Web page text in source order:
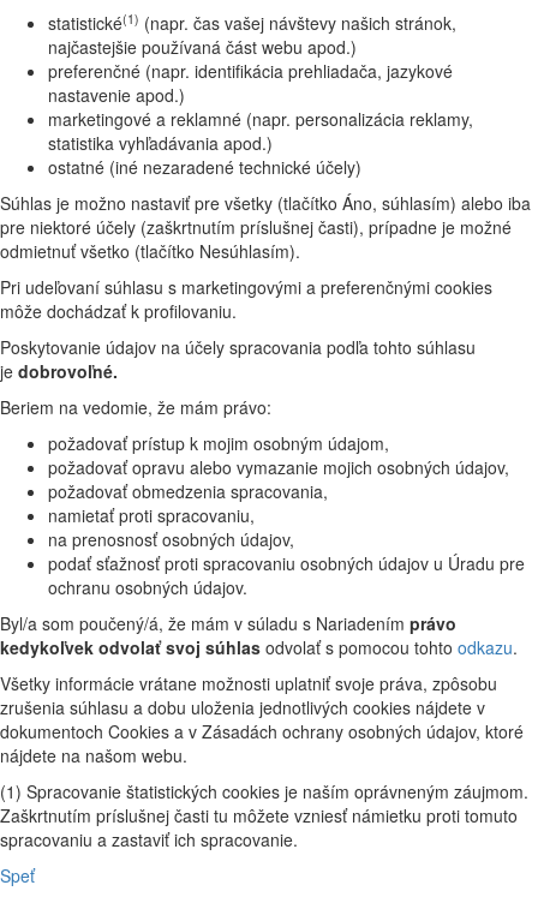
statistické(1) (napr. čas vašej návštevy našich stránok,
najčastejšie používaná část webu apod.)
preferenčné (napr. identifikácia prehliadača, jazykové
nastavenie apod.)
marketingové a reklamné (napr. personalizácia reklamy,
statistika vyhľadávania apod.)
ostatné (iné nezaradené technické účely)
Súhlas je možno nastaviť pre všetky (tlačítko Áno, súhlasím) alebo iba
pre niektoré účely (zaškrtnutím príslušnej časti), prípadne je možné
odmietnuť všetko (tlačítko Nesúhlasím).
Pri udeľovaní súhlasu s marketingovými a preferenčnými cookies
môže dochádzať k profilovaniu.
Poskytovanie údajov na účely spracovania podľa tohto súhlasu
je dobrovoľné.
Beriem na vedomie, že mám právo:
požadovať prístup k mojim osobným údajom,
požadovať opravu alebo vymazanie mojich osobných údajov,
požadovať obmedzenia spracovania,
namietať proti spracovaniu,
na prenosnosť osobných údajov,
podať sťažnosť proti spracovaniu osobných údajov u Úradu pre
ochranu osobných údajov.
Byl/a som poučený/á, že mám v súladu s Nariadením právo
kedykoľvek odvolať svoj súhlas odvolať s pomocou tohto odkazu.
Všetky informácie vrátane možnosti uplatniť svoje práva, zpôsobu
zrušenia súhlasu a dobu uloženia jednotlivých cookies nájdete v
dokumentoch Cookies a v Zásadách ochrany osobných údajov, ktoré
nájdete na našom webu.
(1) Spracovanie štatistických cookies je naším oprávneným záujmom.
Zaškrtnutím príslušnej časti tu môžete vzniesť námietku proti tomuto
spracovaniu a zastaviť ich spracovanie.
Speť